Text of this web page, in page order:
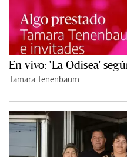
En vivo: 'La Odisea'
Tamara Tenenbaum